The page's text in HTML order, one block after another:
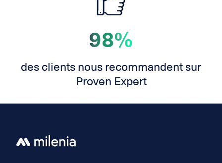
98%
des clients nous recommandent sur
Proven Expert